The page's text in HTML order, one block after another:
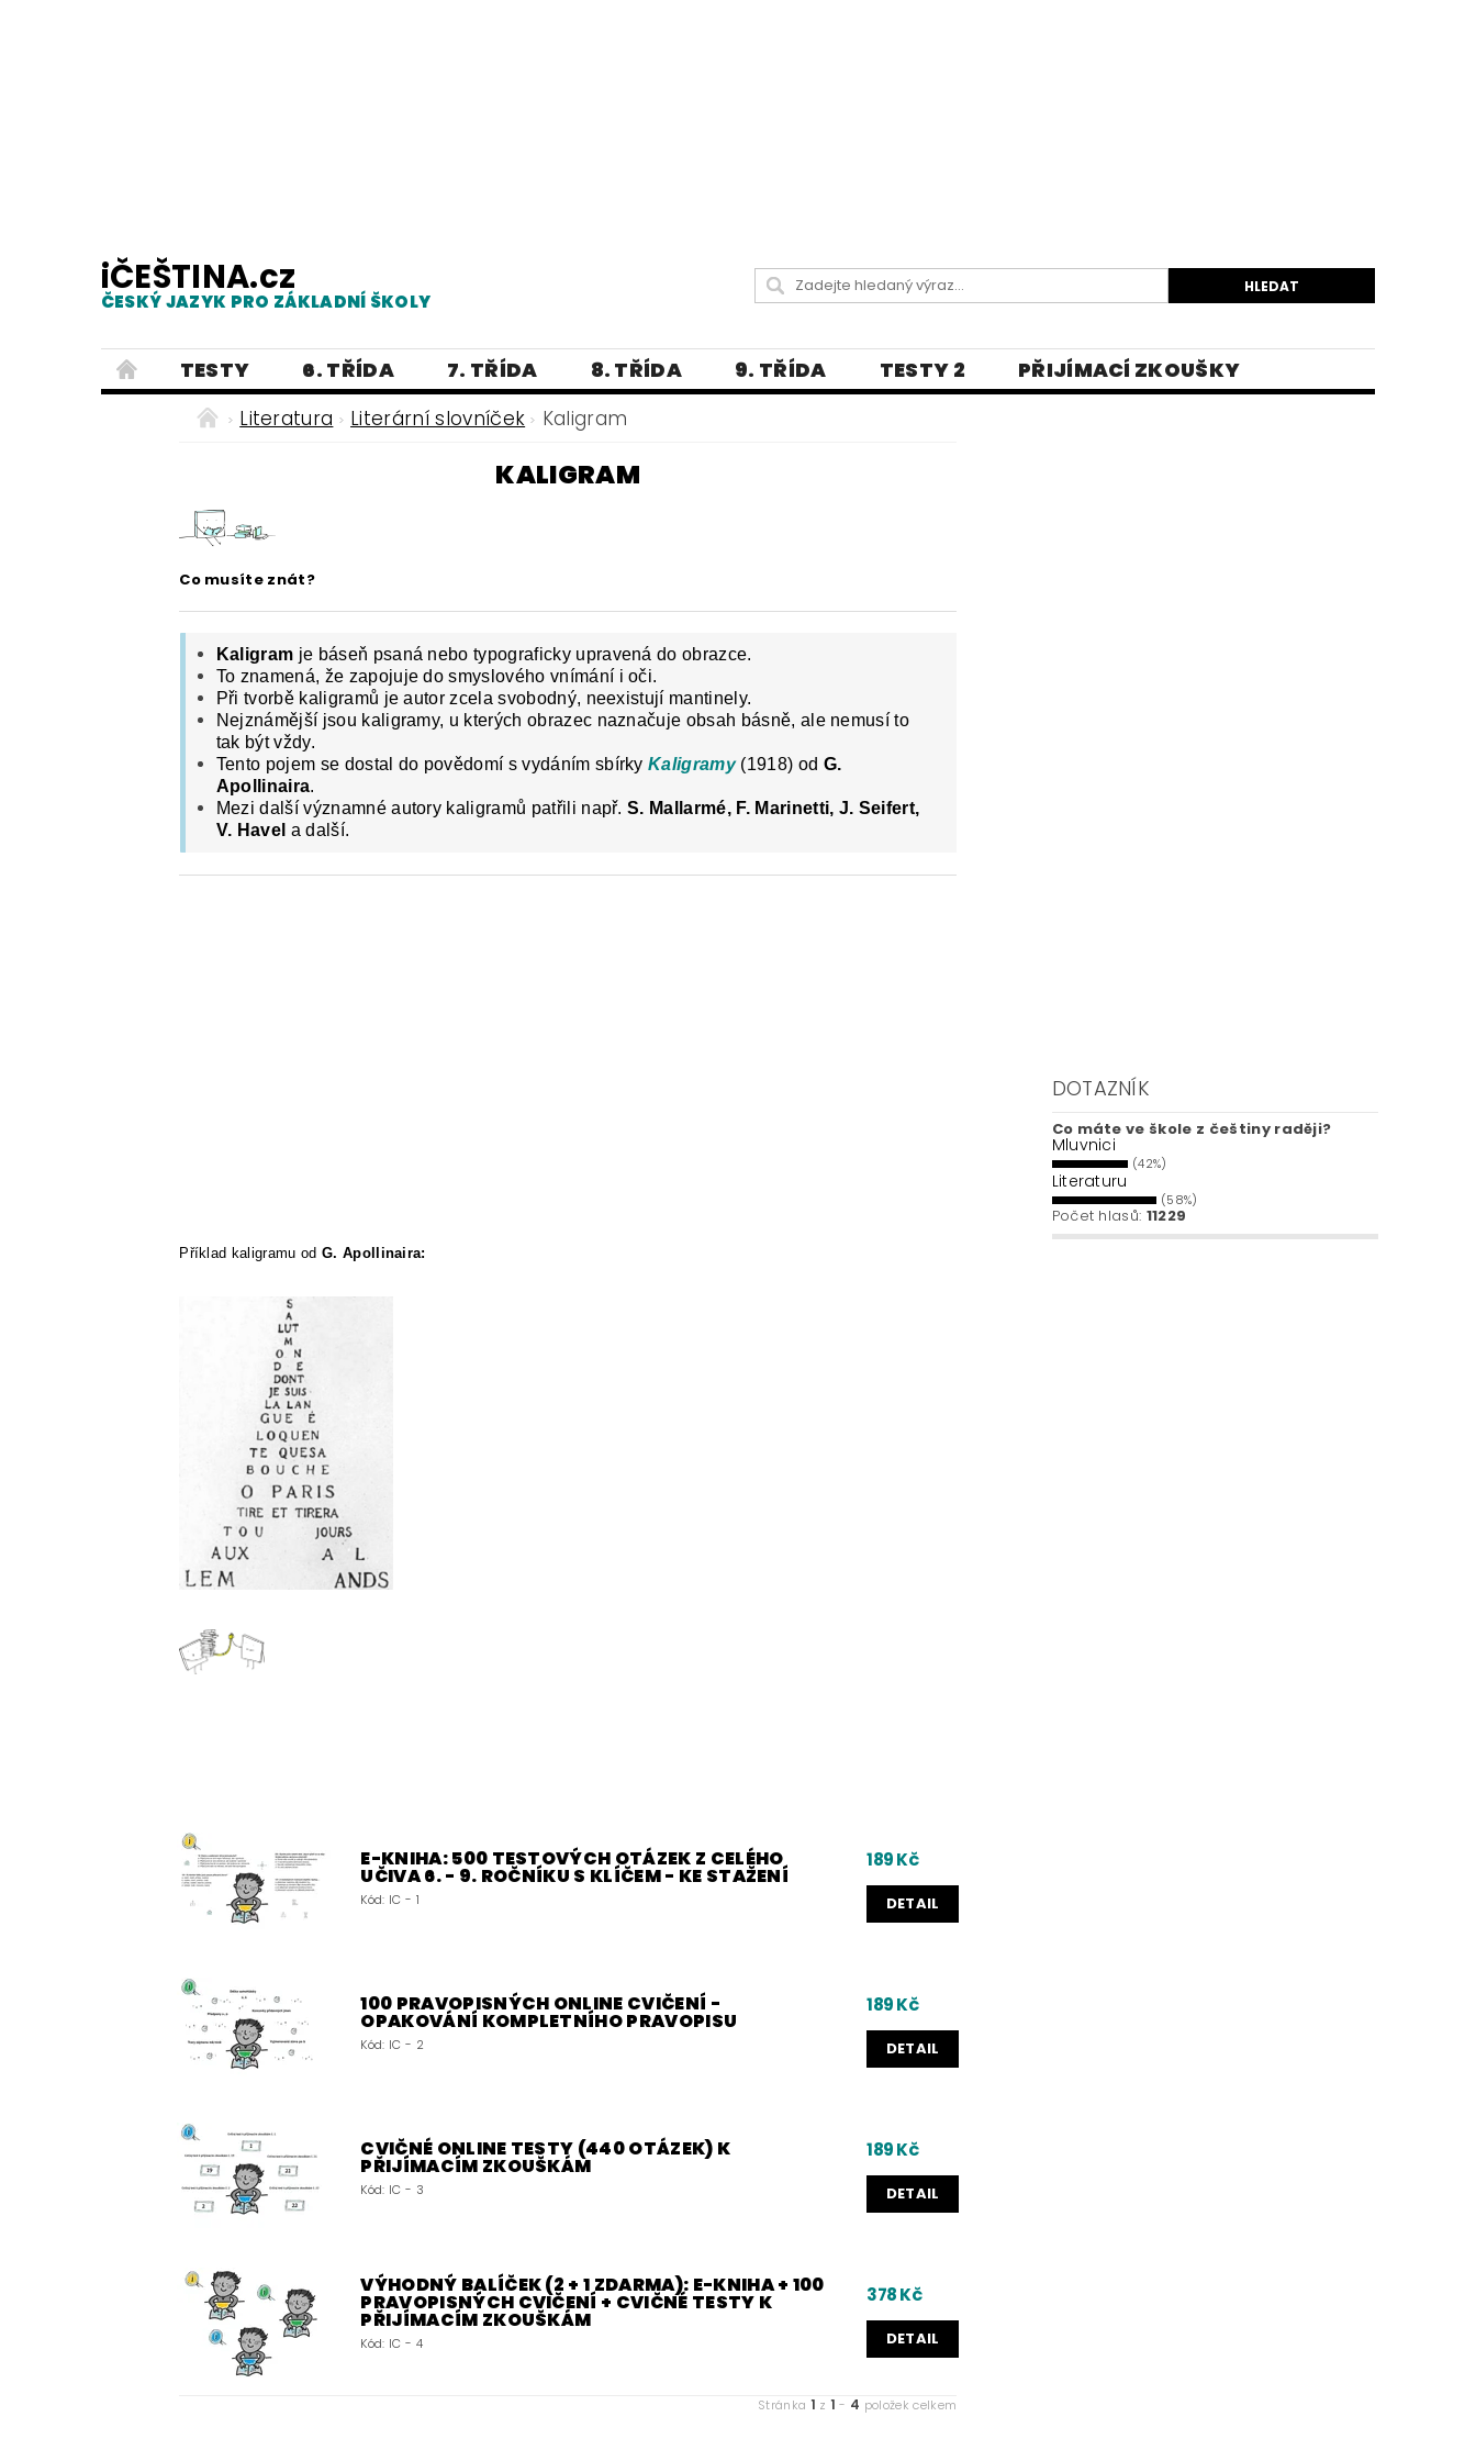
iČEŠTINA.cz
ČESKÝ JAZYK PRO ZÁKLADNÍ ŠKOLY
TESTY 6. TŘÍDA 7. TŘÍDA 8. TŘÍDA 9. TŘÍDA TESTY 2
PŘIJÍMACÍ ZKOUŠKY
PRAVOPIS
PRACOVNÍ LISTY LITERATURA
ČEŠTINA PRO UKRAJINCE - ЧЕСЬКА МОВА ДЛЯ УКРАЇНЦІВ
ČESKÝ JAZYK PRO STŘEDNÍ ŠKOLY
O NAŠICH STRÁNKÁCH
Literatura Literární slovníček Kaligram
KALIGRAM
Co musíte znát?
Kaligram je báseň psaná nebo typograficky upravená do obrazce.
To znamená, že zapojuje do smyslového vnímání i oči.
Při tvorbě kaligramů je autor zcela svobodný, neexistují mantinely.
Nejznámější jsou kaligramy, u kterých obrazec naznačuje obsah básně, ale nemusí to
tak být vždy.
Tento pojem se dostal do povědomí s vydáním sbírkyKaligramy(1918) od G.
Apollinaira.
Mezi další významné autory kaligramů patřili např.S. Mallarmé, F. Marinetti, J. Seifert,
V. Havel a další.
Příklad kaligramu od G. Apollinaira:
E-KNIHA: 500 TESTOVÝCH OTÁZEK Z CELÉHO
UČIVA 6. - 9. ROČNÍKU S KLÍČEM - KE STAŽENÍ
Kód: IC - 1
189 Kč
DETAIL
100 PRAVOPISNÝCH ONLINE CVIČENÍ -
OPAKOVÁNÍ KOMPLETNÍHO PRAVOPISU
Kód: IC - 2
189 Kč
DETAIL
CVIČNÉ ONLINE TESTY (440 OTÁZEK) K
PŘIJÍMACÍM ZKOUŠKÁM
Kód: IC - 3
189 Kč
DETAIL
VÝHODNÝ BALÍČEK (2 + 1 ZDARMA): E-KNIHA + 100
PRAVOPISNÝCH CVIČENÍ + CVIČNÉ TESTY K
PŘIJÍMACÍM ZKOUŠKÁM
Kód: IC - 4
378 Kč
DETAIL
Stránka 1 z 1 - 4 položek celkem
DOTAZNÍK
Co máte ve škole z češtiny raději?
Mluvnici
(42%)
Literaturu
(58%)
Počet hlasů: 11229